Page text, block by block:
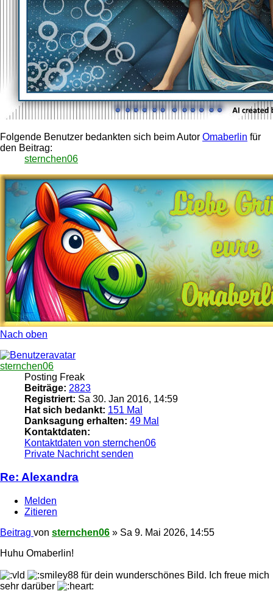
Folgende Benutzer bedankten sich beim Autor Omaberlin für
den Beitrag:
sternchen06
Nach oben
sternchen06
Posting Freak
Beiträge: 2823
Registriert: Sa 30. Jan 2016, 14:59
Hat sich bedankt: 151 Mal
Danksagung erhalten: 49 Mal
Kontaktdaten:
Kontaktdaten von sternchen06
Private Nachricht senden
Re: Alexandra
Melden
Zitieren
Beitrag von sternchen06 » Sa 9. Mai 2026, 14:55
Huhu Omaberlin!
für dein wunderschönes Bild. Ich freue mich
sehr darüber